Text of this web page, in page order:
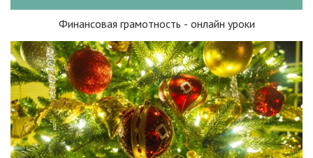
Финансовая грамотность - онлайн уроки